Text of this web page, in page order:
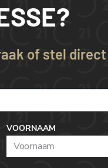
of stel
VOORNAAM